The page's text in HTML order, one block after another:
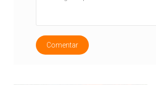
Comentar